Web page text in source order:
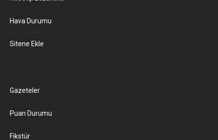
Hava Durumu
Sitene Ekle
Gazeteler
Puan Durumu
Fikstür